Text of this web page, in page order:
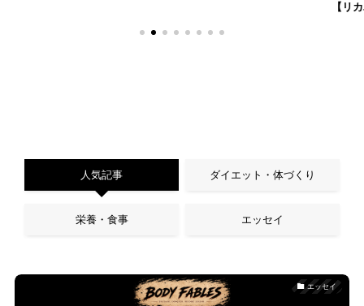
【リカバリーま
人気記事 ダイエット・体づくり
栄養・食事 エッセイ
エッセイ